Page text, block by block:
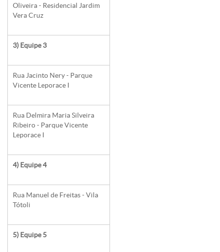
Oliveira - Residencial Jardim
Vera Cruz
3) Equipe 3
Rua Jacinto Nery - Parque
Vicente Leporace I
Rua Delmira Maria Silveira
Ribeiro - Parque Vicente
Leporace I
4) Equipe 4
Rua Manuel de Freitas - Vila
Tótoli
5) Equipe 5